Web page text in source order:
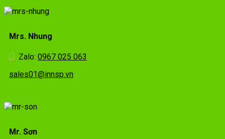
Mrs. Nhung
Zalo: 0967 025 063
sales01@innsp.vn
Mr. Sơn